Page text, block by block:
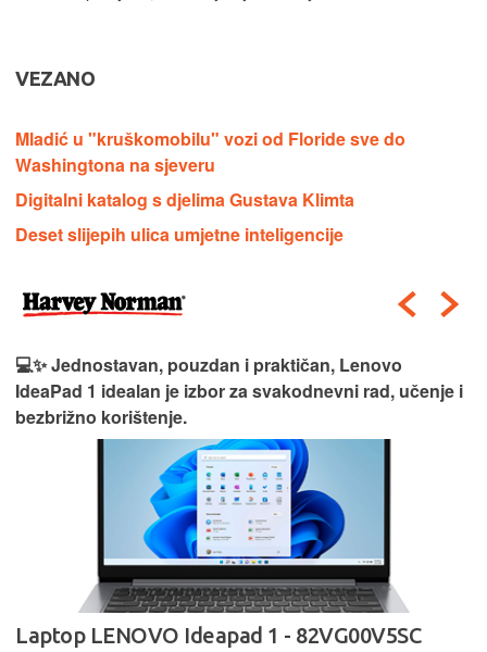
VEZANO
Mladić u "kruškomobilu" vozi od Floride sve do
Washingtona na sjeveru
Digitalni katalog s djelima Gustava Klimta
Deset slijepih ulica umjetne inteligencije
💻✨ Jednostavan, pouzdan i praktičan, Lenovo
IdeaPad 1 idealan je izbor za svakodnevni rad, učenje i
bezbrižno korištenje.
Laptop LENOVO Ideapad 1 - 82VG00V5SC